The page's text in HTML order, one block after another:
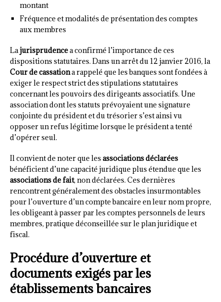
montant
Fréquence et modalités de présentation des comptes
aux membres
Lajurisprudencea confirmé l’importance de ces
dispositions statutaires. Dans un arrêt du 12 janvier 2016, la
Cour de cassationa rappelé que les banques sont fondées à
exiger le respect strict des stipulations statutaires
concernant les pouvoirs des dirigeants associatifs. Une
association dont les statuts prévoyaient une signature
conjointe du président et du trésorier s’est ainsi vu
opposer un refus légitime lorsque le président a tenté
d’opérer seul.
Il convient de noter que les associations déclarées
bénéficient d’une capacité juridique plus étendue que les
associations de fait, non déclarées. Ces dernières
rencontrent généralement des obstacles insurmontables
pour l’ouverture d’un compte bancaire en leur nom propre,
les obligeant à passer par les comptes personnels de leurs
membres, pratique déconseillée sur le plan juridique et
fiscal.
Procédure d’ouverture et
documents exigés par les
établissements bancaires